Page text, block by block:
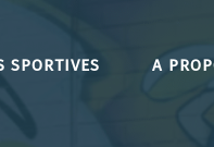
SPORTIVES A